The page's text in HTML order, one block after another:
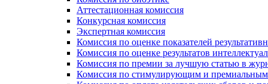
Аттестационная комиссия
Конкурсная комиссия
Экспертная комиссия
Комиссия по оценке показателей
Комиссия по оценке результатов
Комиссия по премии за лучшую статью в
Комиссия по стимулирующим и